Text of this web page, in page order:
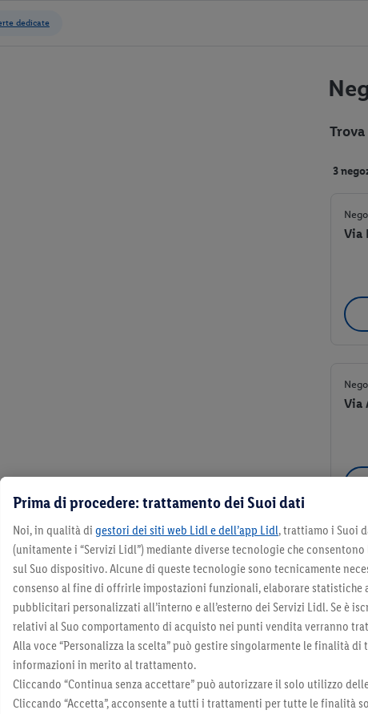
3
Via
Via
Via
Prima di procedere: trattamento dei Suoi dati
Noi, in qualità di gestori dei siti web Lidl e dell’app Lidl, trattiamo i Suoi
(unitamente i “Servizi Lidl”) mediante diverse tecnologie che
sul Suo dispositivo. Alcune di queste tecnologie sono tecnicamente
consenso al fine di offrirle impostazioni funzionali, elaborare statistiche
pubblicitari personalizzati all’interno e all’esterno dei Servizi Lidl. Se è
relativi al Suo comportamento di acquisto nei punti vendita verranno
Alla voce “Personalizza la scelta” può gestire singolarmente le finalità
informazioni in merito al trattamento.
Cliccando “Continua senza accettare” può autorizzare il solo utilizzo
Cliccando “Accetta”, acconsente a tutti i trattamenti per tutte le finalità